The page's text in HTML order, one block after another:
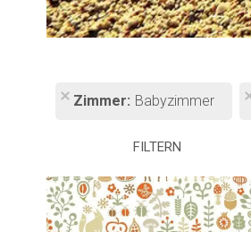
Zimmer Babyzimmer
FILTERN